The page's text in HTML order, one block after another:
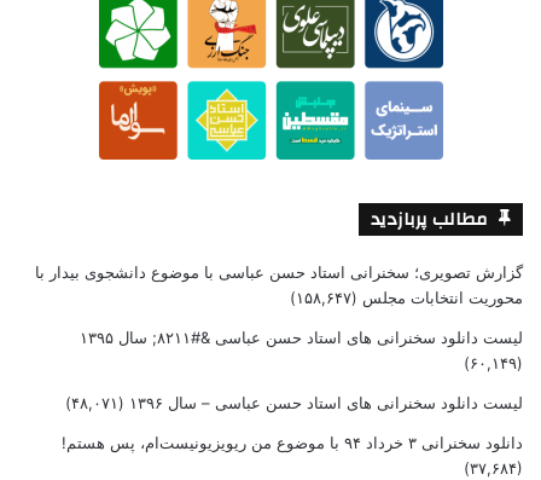
مطالب پربازدید
گزارش تصویری؛ سخنرانی استاد حسن عباسی با موضوع دانشجوی بیدار با
محوریت انتخابات مجلس (۱۵۸,۶۴۷)
لیست دانلود سخنرانی های استاد حسن عباسی &#۸۲۱۱; سال ۱۳۹۵
(۶۰,۱۴۹)
لیست دانلود سخنرانی های استاد حسن عباسی – سال ۱۳۹۶ (۴۸,۰۷۱)
دانلود سخنرانی ۳ خرداد ۹۴ با موضوع من ریویزیونیست‌ام، پس هستم!
(۳۷,۶۸۴)